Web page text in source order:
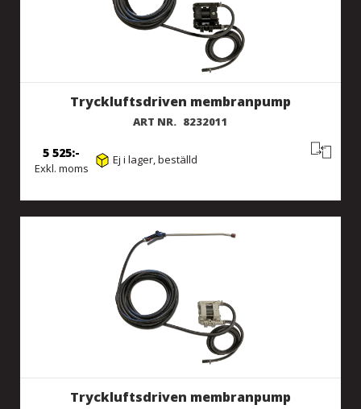
Tryckluftsdriven membranpump
ART NR. 8232011
Exkl. moms
5 525 Ej i lager, beställd
Tryckluftsdriven membranpump